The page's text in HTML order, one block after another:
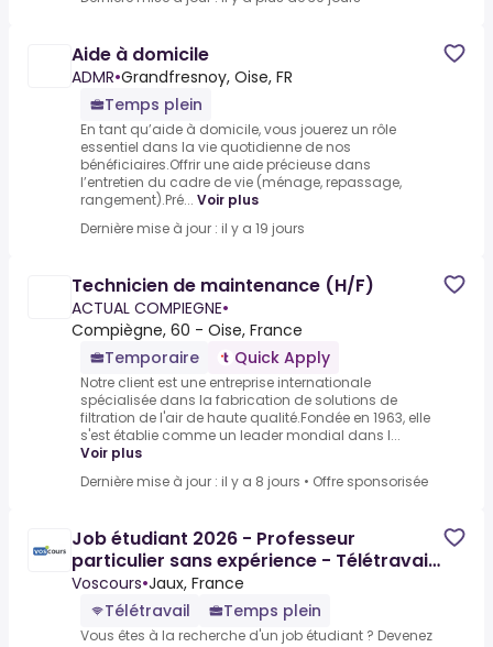
Aide à domicile
ADMR•Grandfresnoy, Oise, FR
Temps plein
En tant qu’aide à domicile, vous jouerez un rôle
essentiel dans la vie quotidienne de nos
bénéficiaires.Offrir une aide précieuse dans
l’entretien du cadre de vie (ménage, repassage,
rangement).Pré... Voir plus
Dernière mise à jour : il y a 19 jours
Technicien de maintenance (H/F)
ACTUAL COMPIEGNE•
Compiègne, 60 - Oise, France
Temporaire
Quick Apply
Notre client est une entreprise internationale
spécialisée dans la fabrication de solutions de
filtration de l'air de haute qualité.Fondée en 1963, elle
s'est établie comme un leader mondial dans l...
Voir plus
Dernière mise à jour : il y a 8 jours • Offre sponsorisée
Job étudiant 2026 - Professeur
particulier sans expérience - Télétravail
possible - 12 à 28€/h
Voscours•Jaux, France
Télétravail
Temps plein
Vous êtes à la recherche d'un job étudiant ? Devenez